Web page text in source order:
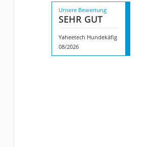
Unsere Bewertung
SEHR GUT
Yaheetech Hundekäfig
08/2026